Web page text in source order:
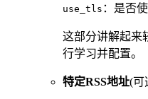
use_tls ：是否
这部分讲解起来
行学习并配置。
特定RSS地址(可